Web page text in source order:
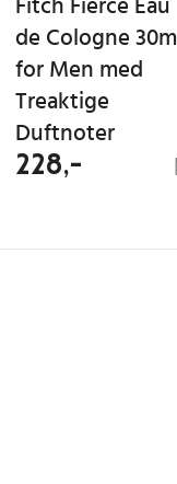
Fitch Fierce Eau
de Cologne 30ml
for Men med
Treaktige
Duftnoter
228,-